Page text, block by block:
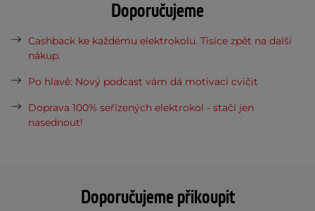
Doporučujeme přikoupit
Doporučujeme
Cashback ke každému elektrokolu. Tisíce zpět na další
nákup.
Po hlavě: Nový podcast vám dá motivaci cvičit
Doprava 100% seřízených elektrokol - stačí jen
nasednout!